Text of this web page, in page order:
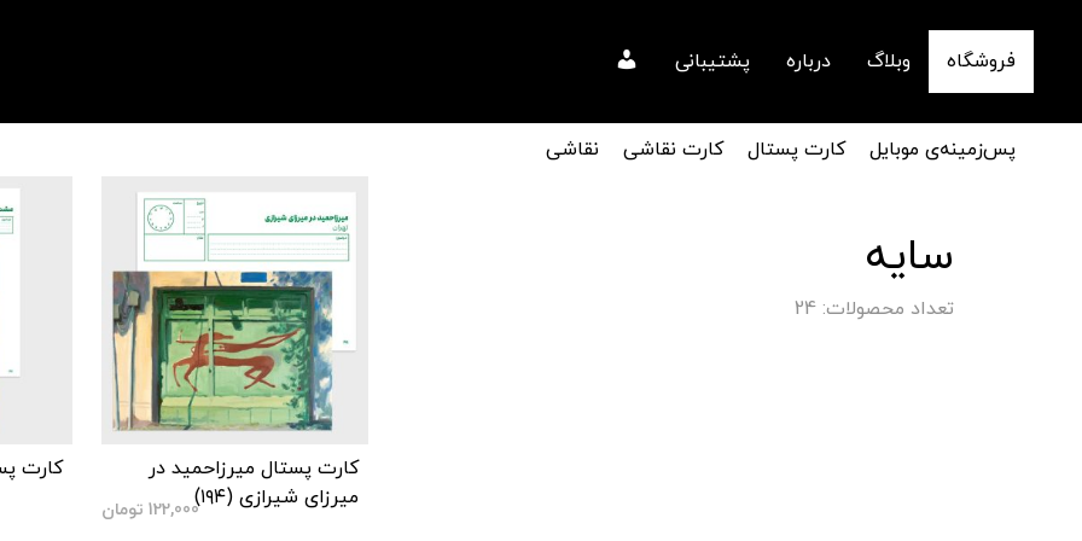
فروشگاه وبلاگ درباره پشتیبانی
پس‌زمینه‌ی موبایل کارت پستال کارت نقاشی نقاشی
سایه
تعداد محصولات: 24
کارت پستال میرزاحمید در
میرزای شیرازی (۱۹۴)
122,000 تومان
کارت